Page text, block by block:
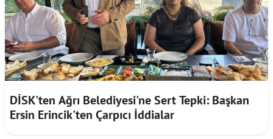
DİSK'ten Ağrı Belediyesi'ne Sert Tepki: Başkan
Ersin Erincik'ten Çarpıcı İddialar